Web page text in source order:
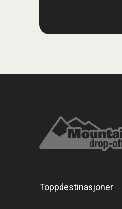
Toppdestinasjoner